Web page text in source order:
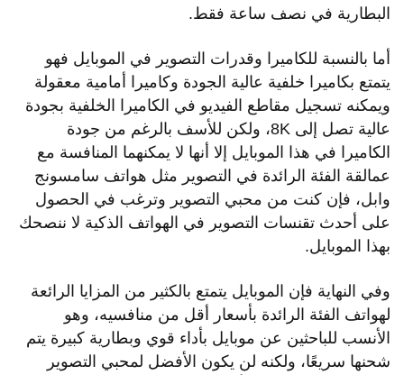
البطارية في نصف ساعة فقط.
أما بالنسبة للكاميرا وقدرات التصوير في الموبايل فهو
يتمتع بكاميرا خلفية عالية الجودة وكاميرا أمامية معقولة
ويمكنه تسجيل مقاطع الفيديو في الكاميرا الخلفية بجودة
عالية تصل إلى 8K، ولكن للأسف بالرغم من جودة
الكاميرا في هذا الموبايل إلا أنها لا يمكنهما المنافسة مع
عمالقة الفئة الرائدة في التصوير مثل هواتف سامسونج
وابل، فإن كنت من محبي التصوير وترغب في الحصول
على أحدث تقنسات التصوير في الهواتف الذكية لا ننصحك
بهذا الموبايل.
وفي النهاية فإن الموبايل يتمتع بالكثير من المزايا الرائعة
لهواتف الفئة الرائدة بأسعار أقل من منافسيه، وهو
الأنسب للباحثين عن موبايل بأداء قوي وبطارية كبيرة يتم
شحنها سريعًا، ولكنه لن يكون الأفضل لمحبي التصوير